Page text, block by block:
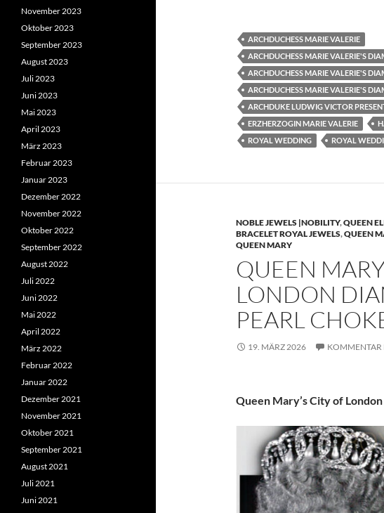
ARCHDUCHESS MARIE VALERIE
ARCHDUCHESS MARIE VALERIE'S
ARCHDUCHESS MARIE VALERIE'S
ARCHDUCHESS MARIE VALERIE'S
ARCHDUKE LUDWIG VICTOR
ERZHERZOGIN MARIE VALERIE
ROYAL WEDDING
ROYAL
NOBLE JEWELS |NOBILITY,QUEEN
BRACELET ROYAL JEWELS,QUEEN
QUEEN MARY
QUEEN
LONDON
PEARL
19. MÄRZ 2026 KOMMENTAR
Queen Mary’s City of
November 2023
Oktober 2023
September 2023
August 2023
Juli 2023
Juni 2023
Mai 2023
April 2023
März 2023
Februar 2023
Januar 2023
Dezember 2022
November 2022
Oktober 2022
September 2022
August 2022
Juli 2022
Juni 2022
Mai 2022
April 2022
März 2022
Februar 2022
Januar 2022
Dezember 2021
November 2021
Oktober 2021
September 2021
August 2021
Juli 2021
Juni 2021